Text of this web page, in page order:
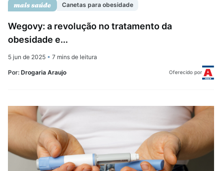
Canetas para obesidade
Wegovy: a revolução no tratamento da
obesidade e...
5 jun de 2025 • 7 mins de leitura
Por: Drogaria Araujo Oferecido por